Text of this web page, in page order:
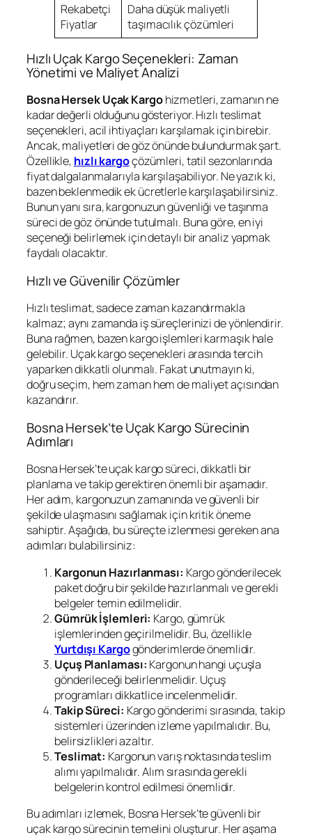
Rekabetçi
Fiyatlar
Daha düşük maliyetli
taşımacılık çözümleri
Hızlı Uçak Kargo Seçenekleri: Zaman
Yönetimi ve Maliyet Analizi
Bosna Hersek Uçak Kargohizmetleri, zamanın ne
kadar değerli olduğunu gösteriyor. Hızlı teslimat
seçenekleri, acil ihtiyaçları karşılamak için birebir.
Ancak, maliyetleri de göz önünde bulundurmak şart.
Özellikle, hızlı kargoçözümleri, tatil sezonlarında
fiyat dalgalanmalarıyla karşılaşabiliyor. Ne yazık ki,
bazen beklenmedik ek ücretlerle karşılaşabilirsiniz.
Bunun yanı sıra, kargonuzun güvenliği ve taşınma
süreci de göz önünde tutulmalı. Buna göre, en iyi
seçeneği belirlemek için detaylı bir analiz yapmak
faydalı olacaktır.
Hızlı ve Güvenilir Çözümler
Hızlı teslimat, sadece zaman kazandırmakla
kalmaz; aynı zamanda iş süreçlerinizi de yönlendirir.
Buna rağmen, bazen kargo işlemleri karmaşık hale
gelebilir. Uçak kargo seçenekleri arasında tercih
yaparken dikkatli olunmalı. Fakat unutmayın ki,
doğru seçim, hem zaman hem de maliyet açısından
kazandırır.
Bosna Hersek’te Uçak Kargo Sürecinin
Adımları
Bosna Hersek’te uçak kargo süreci, dikkatli bir
planlama ve takip gerektiren önemli bir aşamadır.
Her adım, kargonuzun zamanında ve güvenli bir
şekilde ulaşmasını sağlamak için kritik öneme
sahiptir. Aşağıda, bu süreçte izlenmesi gereken ana
adımları bulabilirsiniz:
Kargonun Hazırlanması: Kargo gönderilecek
paket doğru bir şekilde hazırlanmalı ve gerekli
belgeler temin edilmelidir.
Gümrük İşlemleri: Kargo, gümrük
işlemlerinden geçirilmelidir. Bu, özellikle
Yurtdışı Kargogönderimlerde önemlidir.
Uçuş Planlaması: Kargonun hangi uçuşla
gönderileceği belirlenmelidir. Uçuş
programları dikkatlice incelenmelidir.
Takip Süreci: Kargo gönderimi sırasında, takip
sistemleri üzerinden izleme yapılmalıdır. Bu,
belirsizlikleri azaltır.
Teslimat: Kargonun varış noktasında teslim
alımı yapılmalıdır. Alım sırasında gerekli
belgelerin kontrol edilmesi önemlidir.
Bu adımları izlemek, Bosna Hersek’te güvenli bir
uçak kargo sürecinin temelini oluşturur. Her aşama